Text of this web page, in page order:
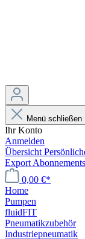
Menü schließen
Ihr Konto
Anmelden
Übersicht
Export Abonnements
0,00 €*
Home
Pumpen
fluidFIT
Pneumatikzubehör
Industriepneumatik